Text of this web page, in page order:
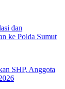
dan
ke Polda Sumut
SHP, Anggota